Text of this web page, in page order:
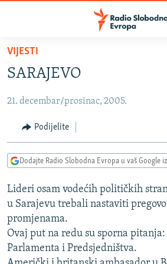
Pređite
glavni
Pređite
Pređite
pretragu
BOSNA I HERCEGOVINA
SRBIJA
KOSOVO
VIZUELNO
VIDEO
FOTOGALERIJE
INFOGRAFIKE
PODCASTI
RAT U UKRAJINI
KINA NA BALKANU
RSE PRIČE IZ SVIJETA
VIJESTI
SARAJEVO
21. decembar/prosinac, 2005.
Podijelite
Dodajte Radio Slobodna Evropa u vaš Google
Lideri osam vodećih političkih
u Sarajevu trebali nastaviti
promjenama.
Ovaj put na redu su sporna pitanja:
Parlamenta i Predsjedništva.